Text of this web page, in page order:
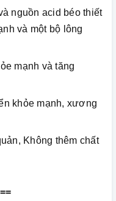
nguồn acid béo thiết
và một bộ lông
mạnh và tăng
khỏe mạnh, xương
Không thêm chất